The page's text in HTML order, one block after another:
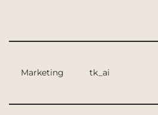
Marketing tk_ai